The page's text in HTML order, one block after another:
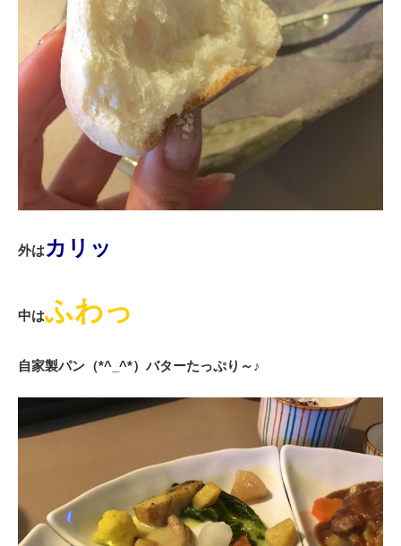
外はカリッ
中はふわっ
自家製パン（*^_^*）バターたっぷり～♪